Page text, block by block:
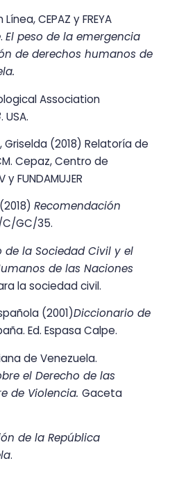
CEPAZ y FREYA
. El peso de la emergencia
de derechos humanos de
Association
. USA.
(2018) Relatoría de
Cepaz, Centro de
FUNDAMUJER
Recomendación
C/GC/35.
de la Sociedad Civil y el
de las Naciones
la sociedad civil.
(2001)Diccionario de
Ed. Espasa Calpe.
de Venezuela.
el Derecho de las
de Violencia. Gaceta
de la República
.